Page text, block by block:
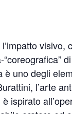
uno degli
l’arte
ispirato